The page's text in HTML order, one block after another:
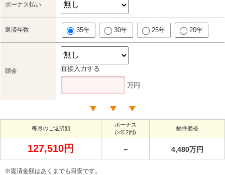
ボーナス払い
返済年数 35年 30年 25年 20年
頭金 直接入力する
万円
毎月のご返済額
ボーナス
(×年2回)
物件価格
127,510円 － 4,480万円
※返済金額はあくまでも目安です。